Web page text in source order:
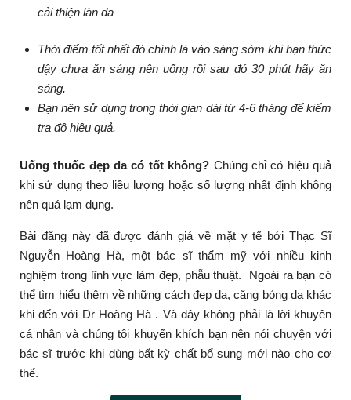
cải thiện làn da
Thời điểm tốt nhất đó chính là vào sáng sớm khi bạn thức
dậy chưa ăn sáng nên uống rồi sau đó 30 phút hãy ăn
sáng.
Bạn nên sử dụng trong thời gian dài từ 4-6 tháng để kiểm
tra độ hiệu quả.
Uống thuốc đẹp da có tốt không? Chúng chỉ có hiệu quả
khi sử dụng theo liều lượng hoặc số lượng nhất định không
nên quá lạm dụng.
Bài đăng này đã được đánh giá về mặt y tế bởi Thạc Sĩ
Nguyễn Hoàng Hà, một bác sĩ thẩm mỹ với nhiều kinh
nghiệm trong lĩnh vực làm đẹp, phẫu thuật. Ngoài ra bạn có
thể tìm hiểu thêm về những cách đẹp da, căng bóng da khác
khi đến với Dr Hoàng Hà . Và đây không phải là lời khuyên
cá nhân và chúng tôi khuyến khích bạn nên nói chuyện với
bác sĩ trước khi dùng bất kỳ chất bổ sung mới nào cho cơ
thể.